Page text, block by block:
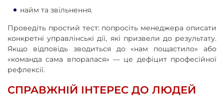
найм та звільнення.
Проведіть простий тест: попросіть менеджера описати
конкретні управлінські дії, які призвели до результату.
Якщо відповідь зводиться до «нам пощастило» або
«команда сама впоралася» — це дефіцит професійної
рефлексії.
СПРАВЖНІЙ ІНТЕРЕС ДО ЛЮДЕЙ